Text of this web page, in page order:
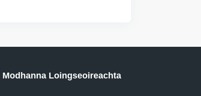
Modhanna Loingseoireachta